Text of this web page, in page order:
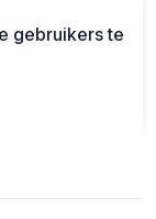
gebruikers te